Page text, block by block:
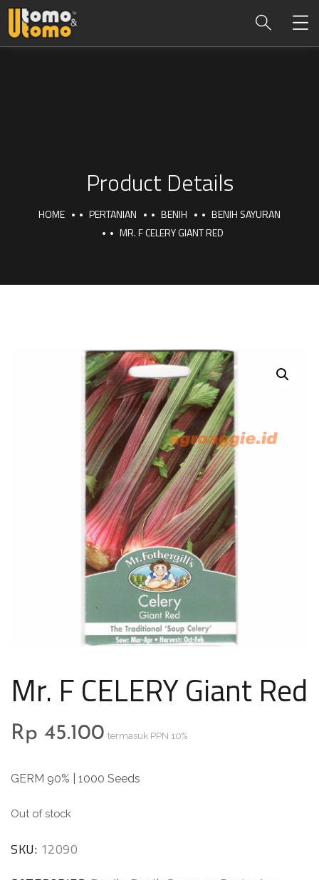
Product Details
HOME PERTANIAN BENIH
BENIH SAYURAN
MR. F CELERY GIANT RED
Mr. F CELERY Giant Red
Rp 45.100 termasuk PPN 10%
GERM 90% | 1000 Seeds
Out of stock
SKU: 12090